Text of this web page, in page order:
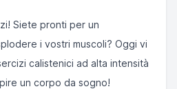
Siete pronti per un
i vostri muscoli? Oggi vi
calistenici ad alta intensità
un corpo da sogno!